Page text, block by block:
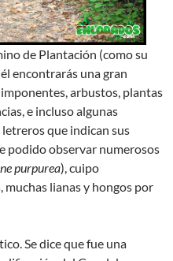
de Plantación (como su
encontrarás una gran
arbustos, plantas
e incluso algunas
que indican sus
podido observar numerosos
purpurea), cuipo
muchas lianas y hongos por
Se dice que fue una